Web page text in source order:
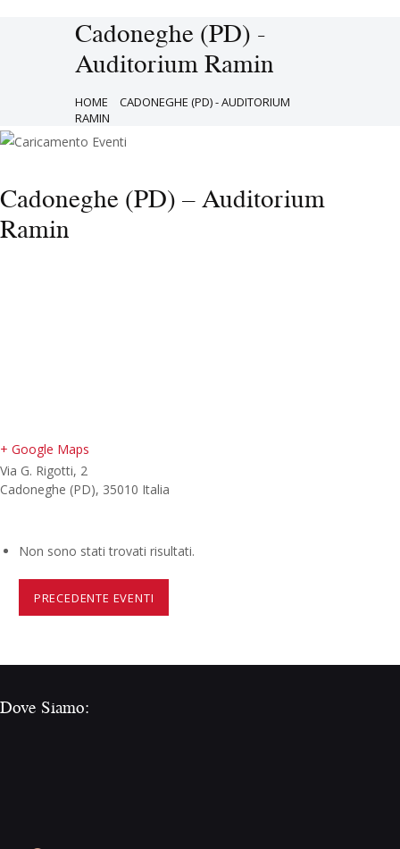
Cadoneghe (PD) -
Auditorium Ramin
HOME
CADONEGHE (PD) - AUDITORIUM
RAMIN
Cadoneghe (PD) – Auditorium
Ramin
+ Google Maps
Via G. Rigotti, 2
Cadoneghe (PD), 35010 Italia
Non sono stati trovati risultati.
PRECEDENTE EVENTI
Dove Siamo: